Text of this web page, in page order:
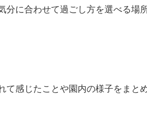
分に合わせて過ごし方を選べる場所
て感じたことや園内の様子をまと